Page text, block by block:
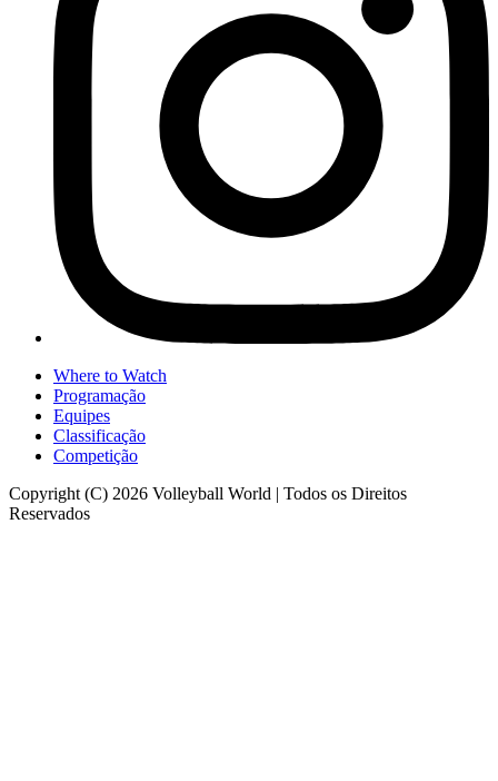
Where to Watch
Programação
Equipes
Classificação
Competição
Copyright (C) 2026 Volleyball World | Todos os Direitos
Reservados